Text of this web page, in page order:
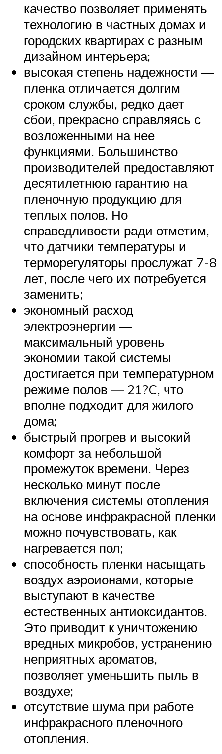
качество позволяет применять
технологию в частных домах и
городских квартирах с разным
дизайном интерьера;
высокая степень надежности —
пленка отличается долгим
сроком службы, редко дает
сбои, прекрасно справляясь с
возложенными на нее
функциями. Большинство
производителей предоставляют
десятилетнюю гарантию на
пленочную продукцию для
теплых полов. Но
справедливости ради отметим,
что датчики температуры и
терморегуляторы прослужат 7-8
лет, после чего их потребуется
заменить;
экономный расход
электроэнергии —
максимальный уровень
экономии такой системы
достигается при температурном
режиме полов — 21?C, что
вполне подходит для жилого
дома;
быстрый прогрев и высокий
комфорт за небольшой
промежуток времени. Через
несколько минут после
включения системы отопления
на основе инфракрасной пленки
можно почувствовать, как
нагревается пол;
способность пленки насыщать
воздух аэроионами, которые
выступают в качестве
естественных антиоксидантов.
Это приводит к уничтожению
вредных микробов, устранению
неприятных ароматов,
позволяет уменьшить пыль в
воздухе;
отсутствие шума при работе
инфракрасного пленочного
отопления.